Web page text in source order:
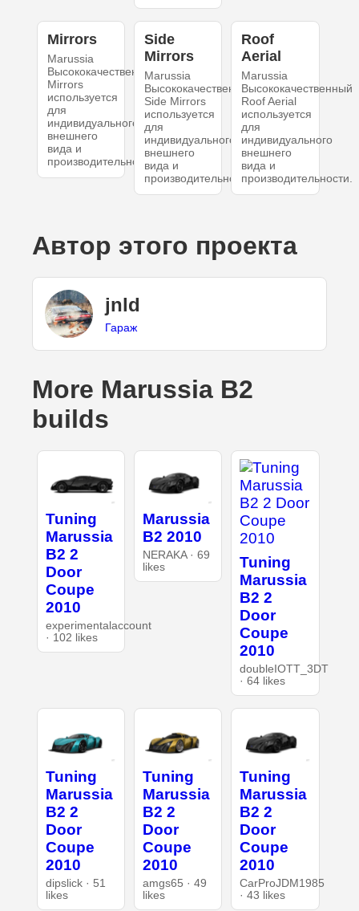
Mirrors
Marussia
Высококачественный
Mirrors
используется
для
индивидуального
внешнего
вида и
производительности.
Side
Mirrors
Marussia
Высококачественный
Side Mirrors
используется
для
индивидуального
внешнего
вида и
производительности.
Roof
Aerial
Marussia
Высококачественный
Roof Aerial
используется
для
индивидуального
внешнего
вида и
производительности.
Автор этого проекта
jnld
Гараж
More Marussia B2
builds
Tuning
Marussia
B2 2
Door
Coupe
2010
experimentalaccount
· 102 likes
Marussia
B2 2010
NERAKA · 69
likes
Tuning
Marussia
B2 2
Door
Coupe
2010
doubleIOTT_3DT
· 64 likes
Tuning
Marussia
B2 2
Door
Coupe
2010
dipslick · 51
likes
Tuning
Marussia
B2 2
Door
Coupe
2010
amgs65 · 49
likes
Tuning
Marussia
B2 2
Door
Coupe
2010
CarProJDM1985
· 43 likes